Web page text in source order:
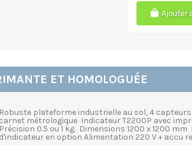
Ajouter
ET HOMOLOGUÉE
Robuste plateforme industrielle au sol, 4
carnet métrologique Indicateur T2200P avec
Précision 0.5 ou 1 kg. Dimensions 1200 x 1200
d'indicateur en option Alimentation 220 V + accu